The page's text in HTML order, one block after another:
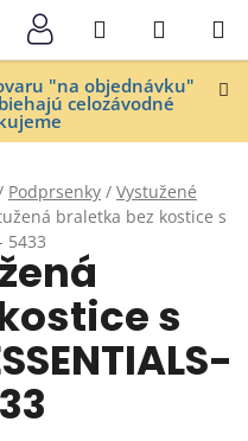
"na objednávku"
celozávodné
Hľadať
KOŠÍK
Podprsenky / Vystužené
braletka bez kostice s
5433
s